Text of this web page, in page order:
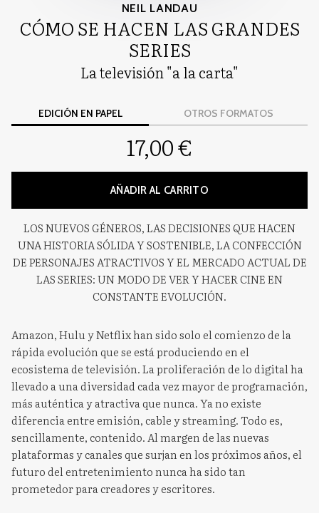
NEIL LANDAU
CÓMO SE HACEN LAS GRANDES
SERIES
La televisión "a la carta"
EDICIÓN EN PAPEL OTROS FORMATOS
17,00 €
AÑADIR AL CARRITO
LOS NUEVOS GÉNEROS, LAS DECISIONES QUE HACEN
UNA HISTORIA SÓLIDA Y SOSTENIBLE, LA CONFECCIÓN
DE PERSONAJES ATRACTIVOS Y EL MERCADO ACTUAL DE
LAS SERIES: UN MODO DE VER Y HACER CINE EN
CONSTANTE EVOLUCIÓN.
Amazon, Hulu y Netflix han sido solo el comienzo de la
rápida evolución que se está produciendo en el
ecosistema de televisión. La proliferación de lo digital ha
llevado a una diversidad cada vez mayor de programación,
más auténtica y atractiva que nunca. Ya no existe
diferencia entre emisión, cable y streaming. Todo es,
sencillamente, contenido. Al margen de las nuevas
plataformas y canales que surjan en los próximos años, el
futuro del entretenimiento nunca ha sido tan
prometedor para creadores y escritores.